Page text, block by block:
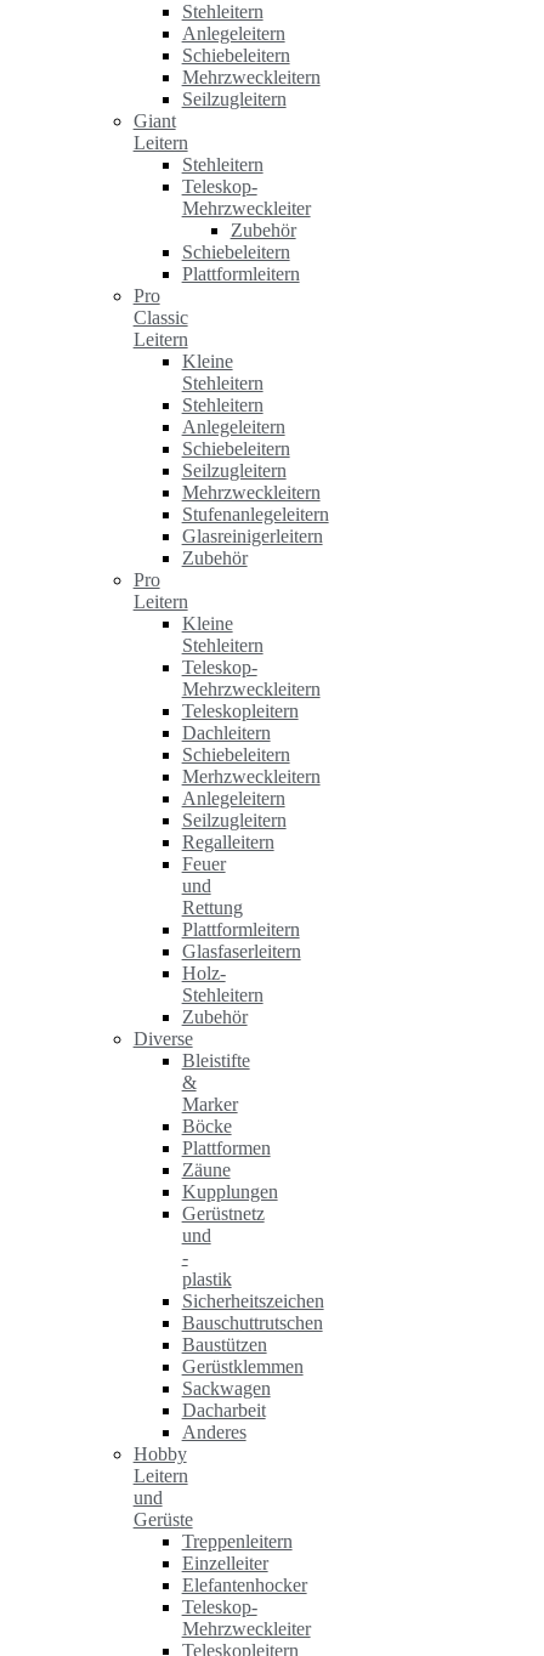
Stehleitern
Anlegeleitern
Schiebeleitern
Mehrzweckleitern
Seilzugleitern
Giant
Leitern
Stehleitern
Teleskop-
Mehrzweckleiter
Zubehör
Schiebeleitern
Plattformleitern
Pro
Classic
Leitern
Kleine
Stehleitern
Stehleitern
Anlegeleitern
Schiebeleitern
Seilzugleitern
Mehrzweckleitern
Stufenanlegeleitern
Glasreinigerleitern
Zubehör
Pro
Leitern
Kleine
Stehleitern
Teleskop-
Mehrzweckleitern
Teleskopleitern
Dachleitern
Schiebeleitern
Merhzweckleitern
Anlegeleitern
Seilzugleitern
Regalleitern
Feuer
und
Rettung
Plattformleitern
Glasfaserleitern
Holz-
Stehleitern
Zubehör
Diverse
Bleistifte
&
Marker
Böcke
Plattformen
Zäune
Kupplungen
Gerüstnetz
und
-
plastik
Sicherheitszeichen
Bauschuttrutschen
Baustützen
Gerüstklemmen
Sackwagen
Dacharbeit
Anderes
Hobby
Leitern
und
Gerüste
Treppenleitern
Einzelleiter
Elefantenhocker
Teleskop-
Mehrzweckleiter
Teleskopleitern